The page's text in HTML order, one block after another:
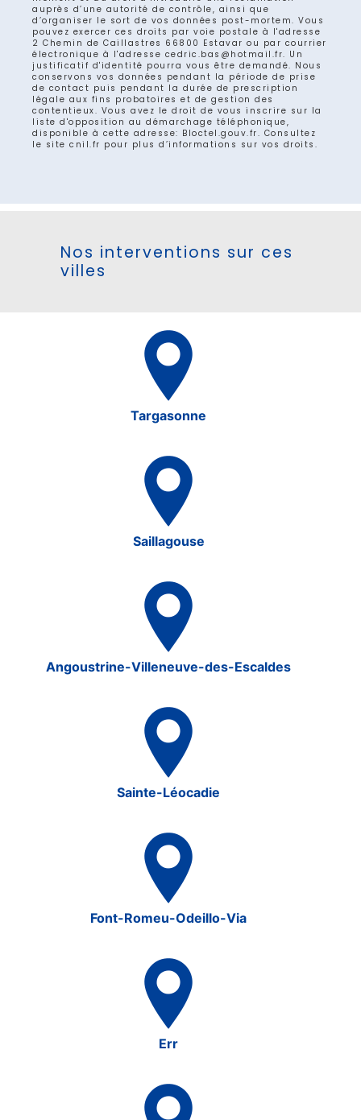
auprès d’une autorité de contrôle, ainsi que
d’organiser le sort de vos données post-mortem. Vous
pouvez exercer ces droits par voie postale à l'adresse
2 Chemin de Caillastres 66800 Estavar ou par courrier
électronique à l'adresse cedric.bas@hotmail.fr. Un
justificatif d'identité pourra vous être demandé. Nous
conservons vos données pendant la période de prise
de contact puis pendant la durée de prescription
légale aux fins probatoires et de gestion des
contentieux. Vous avez le droit de vous inscrire sur la
liste d'opposition au démarchage téléphonique,
disponible à cette adresse: Bloctel.gouv.fr. Consultez
le site cnil.fr pour plus d’informations sur vos droits.
Nos interventions sur ces
villes
Targasonne
Saillagouse
Angoustrine-Villeneuve-des-Escaldes
Sainte-Léocadie
Font-Romeu-Odeillo-Via
Err